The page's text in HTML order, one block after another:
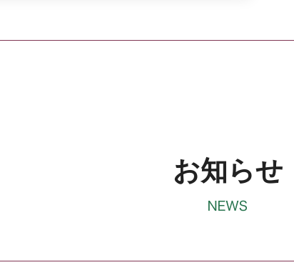
お知らせ